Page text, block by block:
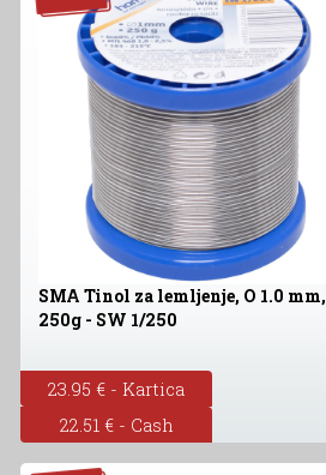
SMA Tinol za lemljenje, O 1.0 mm,
250g - SW 1/250
23.95 € - Kartica
22.51 € - Cash